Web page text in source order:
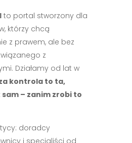
to portal stworzony dla
którzy chcą
z prawem, ale bez
z
Działamy od lat w
kontrola to ta,
– zanim zrobi to
doradcy
i specjaliści od